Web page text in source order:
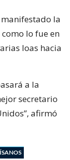
la
lo fue en
loas hacia
a la
secretario
afirmó